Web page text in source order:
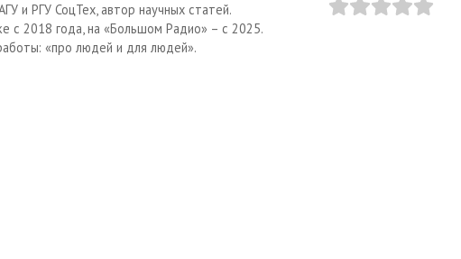
и РГУ СоцТех, автор научных статей.
с 2018 года, на «Большом Радио» – с 2025.
«про людей и для людей».